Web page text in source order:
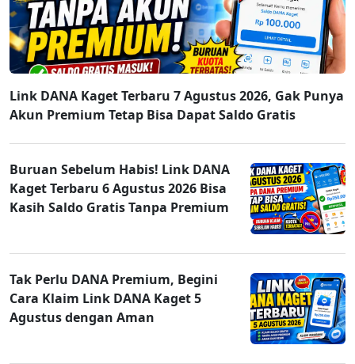
Link DANA Kaget Terbaru 7 Agustus 2026, Gak Punya
Akun Premium Tetap Bisa Dapat Saldo Gratis
Buruan Sebelum Habis! Link DANA
Kaget Terbaru 6 Agustus 2026 Bisa
Kasih Saldo Gratis Tanpa Premium
Tak Perlu DANA Premium, Begini
Cara Klaim Link DANA Kaget 5
Agustus dengan Aman